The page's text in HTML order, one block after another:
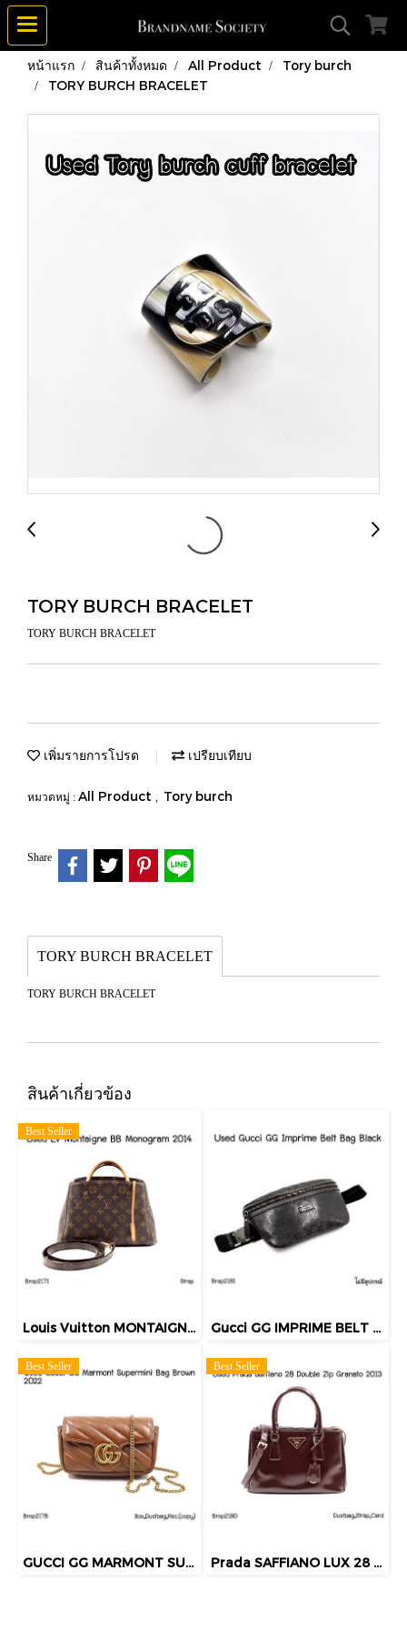
หน้าแรก สินค้าทั้งหมด All Product
Tory burch
TORY BURCH BRACELET
TORY BURCH BRACELET
TORY BURCH BRACELET
เพิ่มรายการโปรด เปรียบเทียบ
หมวดหมู่ : All Product , Tory burch
Share
TORY BURCH BRACELET
TORY BURCH BRACELET
สินค้าเกี่ยวข้อง
Best Seller
Louis Vuitton MONTAIGNE BB MONOGRAM 2014 Gucci GG IMPRIME BELT BAG BLACK
Best Seller
GUCCI GG MARMONT SUPERMINI BAG BROWN 2022
Best Seller
Prada SAFFIANO LUX 28 DOUBLE ZIP GRANATO 2013